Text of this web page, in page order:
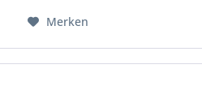
Merken